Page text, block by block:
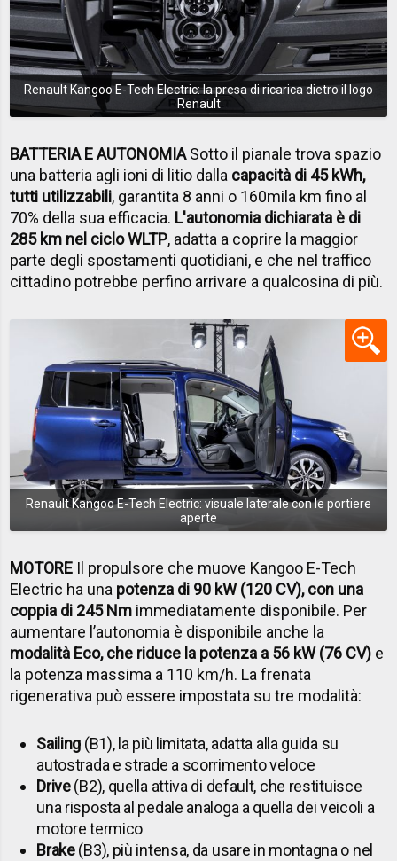
Renault Kangoo E-Tech Electric: la presa di ricarica dietro il logo
Renault
BATTERIA E AUTONOMIASotto il pianale trova spazio
una batteria agli ioni di litio dalla capacità di 45 kWh,
tutti utilizzabili, garantita 8 anni o 160mila km fino al
70% della sua efficacia. L'autonomia dichiarata è di
285 km nel ciclo WLTP, adatta a coprire la maggior
parte degli spostamenti quotidiani, e che nel traffico
cittadino potrebbe perfino arrivare a qualcosina di più.
Renault Kangoo E-Tech Electric: visuale laterale con le portiere
aperte
MOTORE Il propulsore che muove Kangoo E-Tech
Electric ha una potenza di 90 kW (120 CV), con una
coppia di 245 Nm immediatamente disponibile. Per
aumentare l’autonomia è disponibile anche la
modalità Eco, che riduce la potenza a 56 kW (76 CV) e
la potenza massima a 110 km/h. La frenata
rigenerativa può essere impostata su tre modalità:
Sailing (B1), la più limitata, adatta alla guida su
autostrada e strade a scorrimento veloce
Drive(B2), quella attiva di default, che restituisce
una risposta al pedale analoga a quella dei veicoli a
motore termico
Brake(B3), più intensa, da usare in montagna o nel